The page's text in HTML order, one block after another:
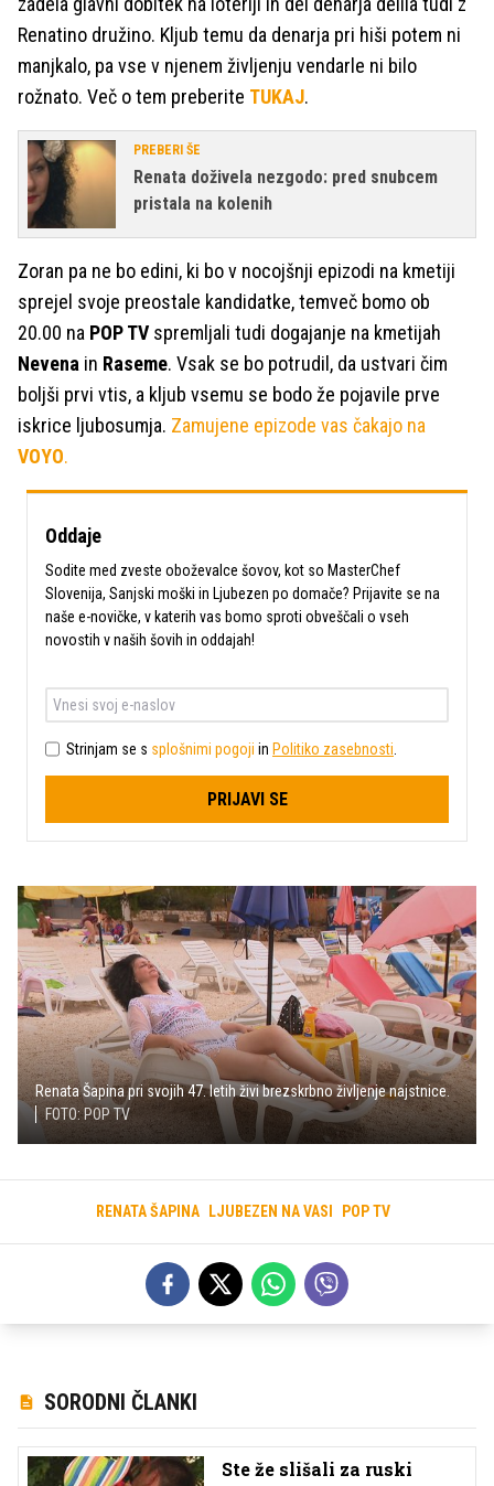
Renatino družino. Kljub temu da denarja pri hiši potem ni
manjkalo, pa vse v njenem življenju vendarle ni bilo
rožnato. Več o tem preberite TUKAJ.
PREBERI ŠE
Renata doživela nezgodo: pred snubcem
pristala na kolenih
Zoran pa ne bo edini, ki bo v nocojšnji epizodi na kmetiji
sprejel svoje preostale kandidatke, temveč bomo ob
20.00 na POP TV spremljali tudi dogajanje na kmetijah
Nevena in Raseme. Vsak se bo potrudil, da ustvari čim
boljši prvi vtis, a kljub vsemu se bodo že pojavile prve
iskrice ljubosumja. Zamujene epizode vas čakajo na
VOYO.
Oddaje
Sodite med zveste oboževalce šovov, kot so MasterChef
Slovenija, Sanjski moški in Ljubezen po domače? Prijavite se na
naše e-novičke, v katerih vas bomo sproti obveščali o vseh
novostih v naših šovih in oddajah!
Strinjam se s splošnimi pogoji in Politiko zasebnosti
PRIJAVI SE
Renata Šapina pri svojih 47. letih živi brezskrbno življenje najstnice.
FOTO: POP TV
RENATA ŠAPINA LJUBEZEN NA VASI POP TV
SORODNI ČLANKI
Ste že slišali za ruski